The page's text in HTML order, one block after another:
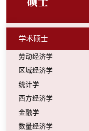
学术硕士
劳动经济学
区域经济学
统计学
西方经济学
金融学
数量经济学